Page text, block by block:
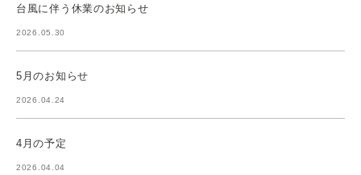
台風に伴う休業のお知らせ
2026.05.30
5月のお知らせ
2026.04.24
4月の予定
2026.04.04